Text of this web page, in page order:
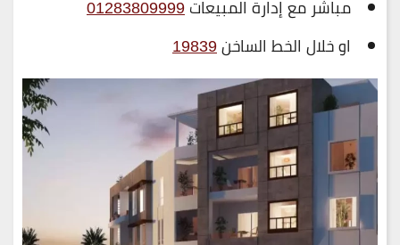
مباشر مع إدارة المبيعات01283809999
او خلال الخط الساخن19839